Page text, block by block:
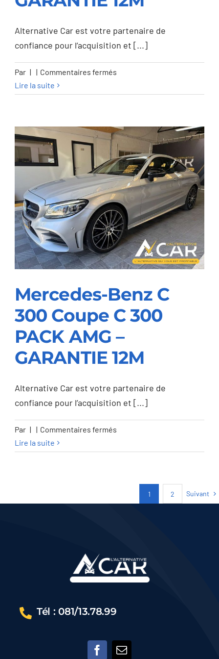
Alternative Car est votre partenaire de
confiance pour l’acquisition et [...]
Par | | Commentaires fermés
Golf
Golf
SW
1.0
TSI
Confortline
OPF
–
GARANTIE
12M
Lire la suite
Mercedes-Benz C 300
Coupe C 300 PACK
AMG – GARANTIE 12M
Mercedes-Benz C
300 Coupe C 300
PACK AMG –
GARANTIE 12M
Alternative Car est votre partenaire de
confiance pour l’acquisition et [...]
Par | | Commentaires fermés
Benz
–
GARANTIE
Lire la suite
1 2 Suivant
Tél : 081/13.78.99